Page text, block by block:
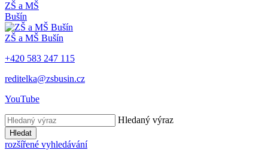
ZŠ a MŠ
Bušín
ZŠ a MŠ Bušín
+420 583 247 115
reditelka@zsbusin.cz
YouTube
Hledaný výraz
Hledat
rozšířené vyhledávání